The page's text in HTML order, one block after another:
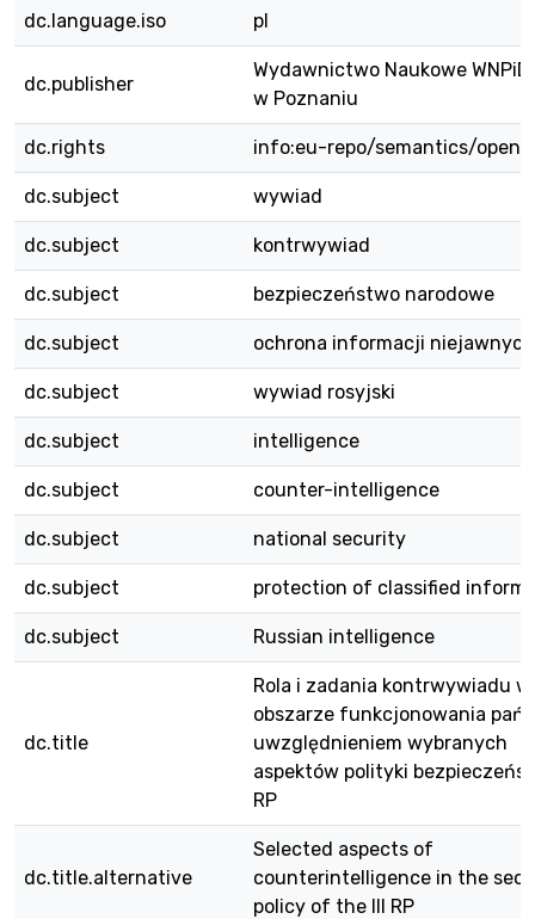
dc.language.iso pl
dc.publisher
Wydawnictwo Naukowe WNPiD
w Poznaniu
dc.rights info:eu-repo/semantics/
dc.subject wywiad
dc.subject kontrwywiad
dc.subject bezpieczeństwo narodowe
dc.subject ochrona informacji niejawnych
dc.subject wywiad rosyjski
dc.subject intelligence
dc.subject counter-intelligence
dc.subject national security
dc.subject protection of classified
dc.subject Russian intelligence
dc.title
Rola i zadania kontrwywiadu w
obszarze funkcjonowania
uwzględnieniem wybranych
aspektów polityki
RP
dc.title.alternative
Selected aspects of
counterintelligence in the
policy of the III RP